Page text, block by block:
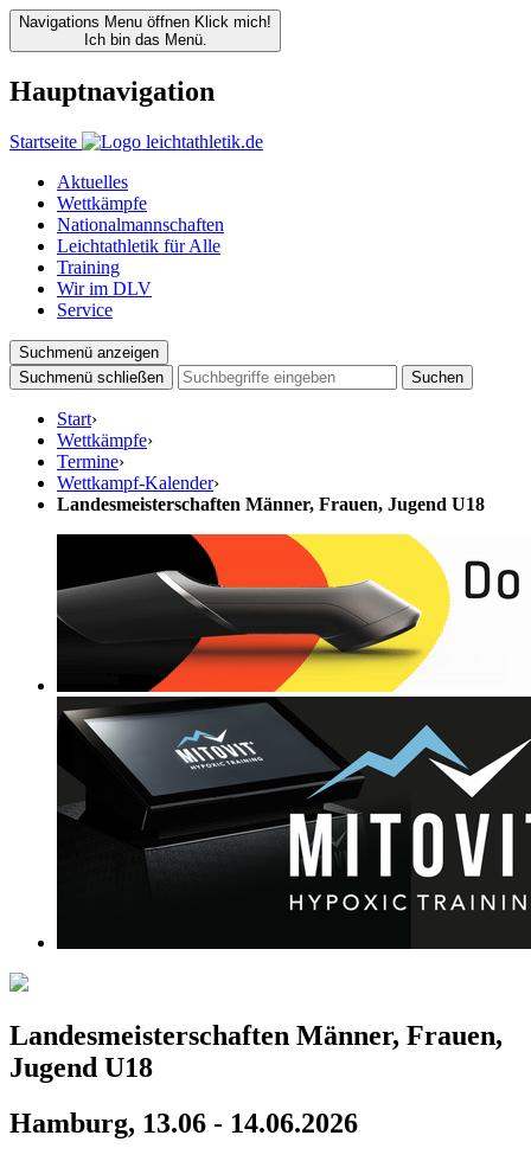
Navigations Menu öffnen Klick mich!
Ich bin das Menü.
Hauptnavigation
Startseite
Aktuelles
Wettkämpfe
Nationalmannschaften
Leichtathletik für Alle
Training
Wir im DLV
Service
Suchmenü anzeigen
Suchmenü schließen
Suchen
Start›
Wettkämpfe›
Termine›
Wettkampf-Kalender›
Landesmeisterschaften Männer, Frauen, Jugend U18
Landesmeisterschaften Männer, Frauen,
Jugend U18
Hamburg, 13.06 - 14.06.2026